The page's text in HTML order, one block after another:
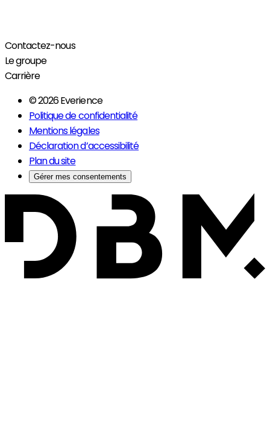
Contactez-nous
Le groupe
Carrière
© 2026 Everience
Politique de confidentialité
Mentions légales
Déclaration d’accessibilité
Plan du site
Gérer mes consentements